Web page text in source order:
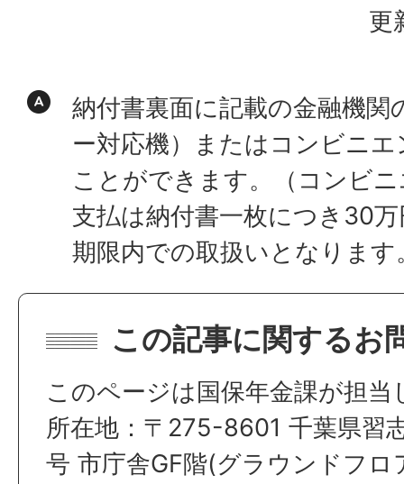
更
納付書裏面に記載の金融機関
ー対応機）またはコンビニ
ことができます。（コンビ
支払は納付書一枚につき30
期限内での取扱いとなります
この記事に関するお
このページは国保年金課が担当
所在地：〒275-8601 千葉県習
号 市庁舎GF階(グラウンドフロ